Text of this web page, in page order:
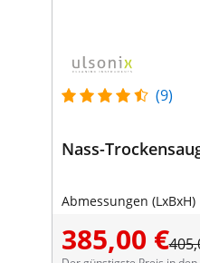
(9)
Nass-
Abmessungen (LxBxH)
385,00 €